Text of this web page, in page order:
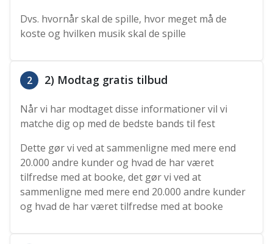
Dvs. hvornår skal de spille, hvor meget må de
koste og hvilken musik skal de spille
2 2) Modtag gratis tilbud
Når vi har modtaget disse informationer vil vi
matche dig op med de bedste bands til fest
Dette gør vi ved at sammenligne med mere end
20.000 andre kunder og hvad de har været
tilfredse med at booke, det gør vi ved at
sammenligne med mere end 20.000 andre kunder
og hvad de har været tilfredse med at booke